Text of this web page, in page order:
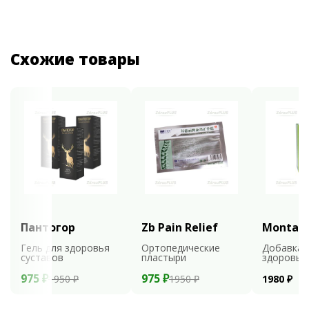
Схожие товары
Пантогор
Гель для здоровья
суставов
975 ₽ 1950 ₽
Zb Pain Relief
Ортопедические
пластыри
975 ₽1950 ₽
Добавка
здоровья
1980 ₽